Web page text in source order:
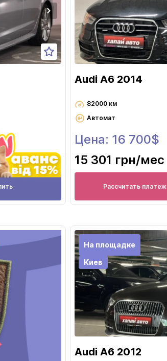
Audi A6 2014
82000 км
Автомат
Цена: 16 700$
15 301 грн/мес
Рассчитать платеж
На площадке
Киев
Audi A6 2012